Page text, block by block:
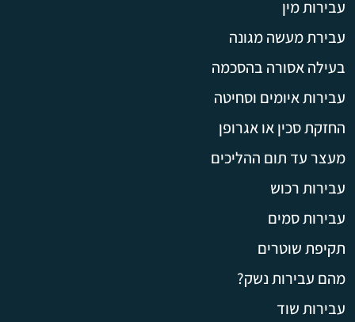
עבירות מין
עבירת מעשה מגונה
בעילה אסורה בהסכמה
עבירות איומים וסחיטה
החזקת סכין או אגרופן
מעצר עד תום ההליכים
עבירות רכוש
עבירות סמים
תקיפת שוטרים
מהם עבירות נשק?
עבירות שוד